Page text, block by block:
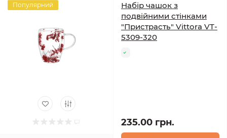
Популярний
Набір чашок з
подвійними стінками
"Пристрасть" Vittora VT-
5309-320
235.00 грн.